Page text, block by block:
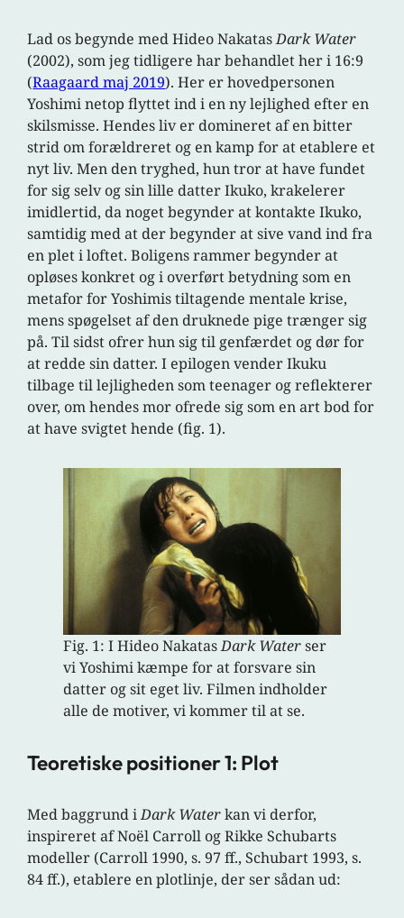
Lad os begynde med Hideo NakatasDark Water
(2002), som jeg tidligere har behandlet her i 16:9
(Raagaard maj 2019). Her er hovedpersonen
Yoshimi netop flyttet ind i en ny lejlighed efter en
skilsmisse. Hendes liv er domineret af en bitter
strid om forældreret og en kamp for at etablere et
nyt liv. Men den tryghed, hun tror at have fundet
for sig selv og sin lille datter Ikuko, krakelerer
imidlertid, da noget begynder at kontakte Ikuko,
samtidig med at der begynder at sive vand ind fra
en plet i loftet. Boligens rammer begynder at
opløses konkret og i overført betydning som en
metafor for Yoshimis tiltagende mentale krise,
mens spøgelset af den druknede pige trænger sig
på. Til sidst ofrer hun sig til genfærdet og dør for
at redde sin datter. I epilogen vender Ikuku
tilbage til lejligheden som teenager og reflekterer
over, om hendes mor ofrede sig som en art bod for
at have svigtet hende (fig. 1).
Fig. 1: I Hideo NakatasDark Waterser
vi Yoshimi kæmpe for at forsvare sin
datter og sit eget liv. Filmen indholder
alle de motiver, vi kommer til at se.
Teoretiske positioner 1: Plot
Med baggrund iDark Waterkan vi derfor,
inspireret af Noël Carroll og Rikke Schubarts
modeller (Carroll 1990, s. 97 ff., Schubart 1993, s.
84 ff.), etablere en plotlinje, der ser sådan ud: